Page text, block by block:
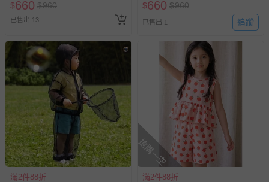
$660 $960
已售出 13
$660 $960
已售出 1 追蹤
滿2件88折
搶購一空
滿2件88折